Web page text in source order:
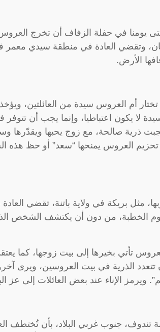
يومنا في حفلة الزفاف أن تخرج
وتقضي العادة في منطقة سيدي
الأرض.
أم العروس سيدة من العائلتين، ويؤخذ
لا يكون اعتباطيا، وإنما يجب أن
ذرية صالحة، مع زوج يحبها ويقدّرها
تحزيم العروس يمنحها “سعد” أو حظ هذه
مثل بريكة في ولاية باتنة، تقضي
الخطبة، من دون أن يكتشف الشخص
تأتي بخيرها إلى بيت زوجها، كما
الذرية في بيت العروسين، ويرى
ويرمز الإناء عند بعض العائلات إلى عز
تندوف، جنوب غربي البلاد، بأن تُختطف